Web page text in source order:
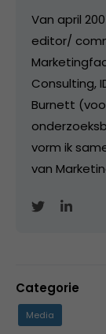
Van april
editor/
Consulting,
Burnett
vorm ik
van
Categorie
Media